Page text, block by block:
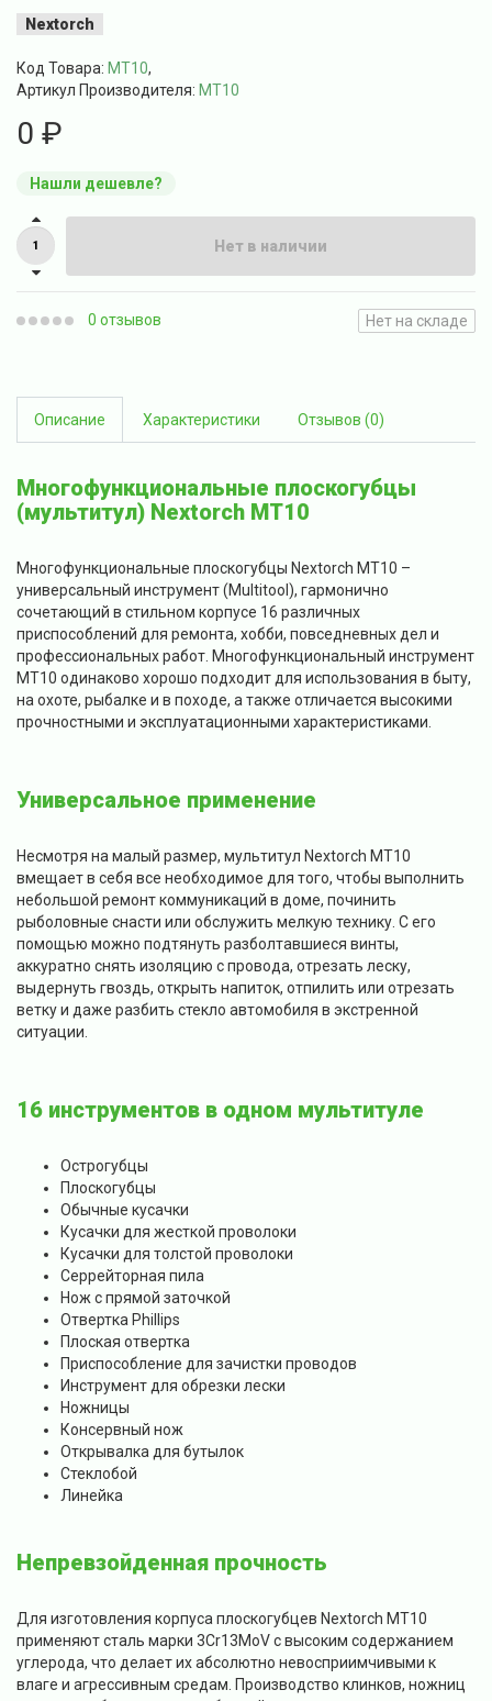
Nextorch
Код Товара: MT10,
Артикул Производителя: MT10
0 ₽
Нашли дешевле?
Нет в наличии
0 отзывов Нет на складе
Описание Характеристики Отзывов (0)
Многофункциональные плоскогубцы
(мультитул) Nextorch MT10
Многофункциональные плоскогубцы Nextorch MT10 –
универсальный инструмент (Multitool), гармонично
сочетающий в стильном корпусе 16 различных
приспособлений для ремонта, хобби, повседневных дел и
профессиональных работ. Многофункциональный инструмент
MT10 одинаково хорошо подходит для использования в быту,
на охоте, рыбалке и в походе, а также отличается высокими
прочностными и эксплуатационными характеристиками.
Универсальное применение
Несмотря на малый размер, мультитул Nextorch MT10
вмещает в себя все необходимое для того, чтобы выполнить
небольшой ремонт коммуникаций в доме, починить
рыболовные снасти или обслужить мелкую технику. С его
помощью можно подтянуть разболтавшиеся винты,
аккуратно снять изоляцию с провода, отрезать леску,
выдернуть гвоздь, открыть напиток, отпилить или отрезать
ветку и даже разбить стекло автомобиля в экстренной
ситуации.
16 инструментов в одном мультитуле
Острогубцы
Плоскогубцы
Обычные кусачки
Кусачки для жесткой проволоки
Кусачки для толстой проволоки
Серрейторная пила
Нож с прямой заточкой
Отвертка Phillips
Плоская отвертка
Приспособление для зачистки проводов
Инструмент для обрезки лески
Ножницы
Консервный нож
Открывалка для бутылок
Стеклобой
Линейка
Непревзойденная прочность
Для изготовления корпуса плоскогубцев Nextorch MT10
применяют сталь марки 3Cr13MoV с высоким содержанием
углерода, что делает их абсолютно невосприимчивыми к
влаге и агрессивным средам. Производство клинков, ножниц